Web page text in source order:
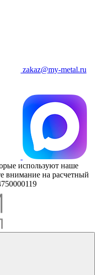
zakaz@my-metal.ru
используют наше
внимание на расчетный